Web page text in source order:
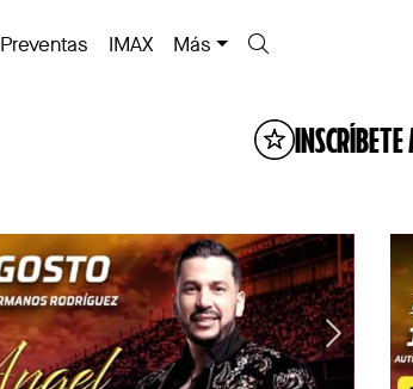
Preventas IMAX Más
INSCRÍBETE